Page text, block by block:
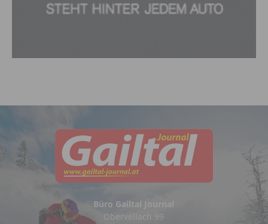
Büro Gailtal Journal
Obervellach 99